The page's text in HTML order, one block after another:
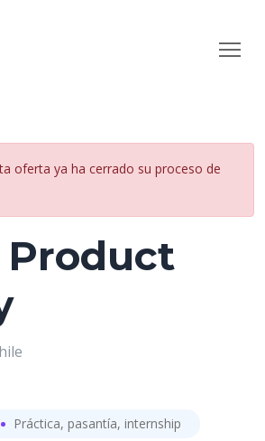
oferta ya ha cerrado su proceso de
Práctica, pasantía, internship